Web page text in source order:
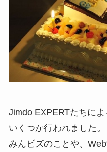
Jimdo EXPERTたちに
いくつか行われました
みんビズのことや、